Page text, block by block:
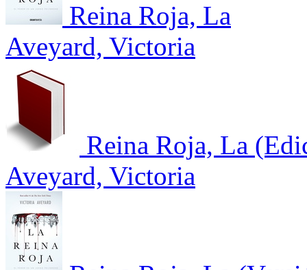
Reina Roja, La
Aveyard, Victoria
Reina Roja, La
Aveyard, Victoria